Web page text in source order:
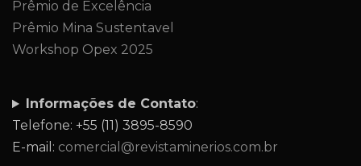
Prêmio de Excelência
Prêmio Mina Sustentavel
Workshop Opex 2025
Informações de Contato:
Telefone: +55 (11) 3895-8590
E-mail: comercial@revistaminerios.com.br